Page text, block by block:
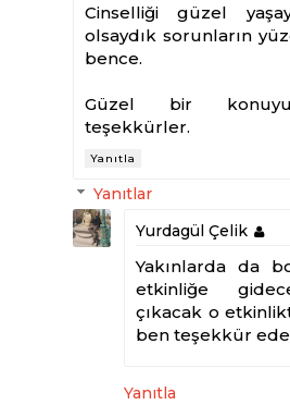
Cinselliği güzel
olsaydık sorunların
bence.
Güzel bir konuyu
teşekkürler.
Yanıtla
Yanıtlar
Yurdagül Çelik
Yakınlarda da
etkinliğe
çıkacak o
ben teşekkür
Yanıtla